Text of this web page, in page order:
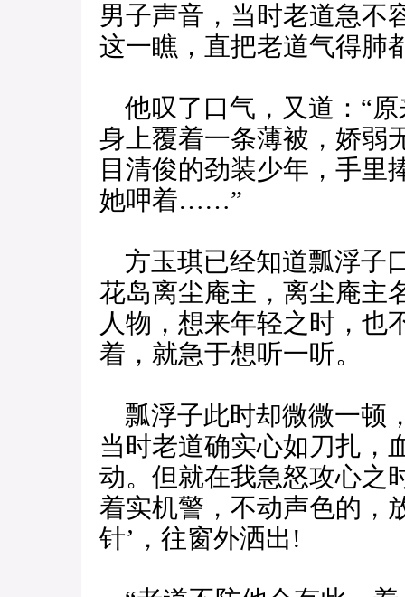
男子声音，当时老道急不
这一瞧，直把老道气得肺
他叹了口气，又道：“
身上覆着一条薄被，娇弱
目清俊的劲装少年，手里
她呷着……”
方玉琪已经知道瓢浮子
花岛离尘庵主，离尘庵主
人物，想来年轻之时，也
着，就急于想听一听。
瓢浮子此时却微微一顿
当时老道确实心如刀扎，
动。但就在我急怒攻心之
着实机警，不动声色的，
针’，往窗外洒出!